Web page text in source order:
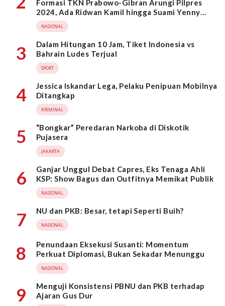
Formasi TKN Prabowo-Gibran Arungi Pilpres
2024, Ada Ridwan Kamil hingga Suami Yenny
Wahid
NASIONAL
3
Dalam Hitungan 10 Jam, Tiket Indonesia vs
Bahrain Ludes Terjual
SPORT
4
Jessica Iskandar Lega, Pelaku Penipuan Mobilnya
Ditangkap
KRIMINAL
5
“Bongkar” Peredaran Narkoba di Diskotik
Pujasera
JAKARTA
6
Ganjar Unggul Debat Capres, Eks Tenaga Ahli
KSP: Show Bagus dan Outfitnya Memikat Publik
NASIONAL
7 NU dan PKB: Besar, tetapi Seperti Buih?
NASIONAL
8
Penundaan Eksekusi Susanti: Momentum
Perkuat Diplomasi, Bukan Sekadar Menunggu
NASIONAL
9
Menguji Konsistensi PBNU dan PKB terhadap
Ajaran Gus Dur